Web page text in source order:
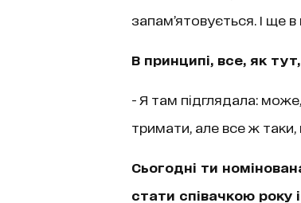
запам’ятовується. І ще
В принципі, все, як
- Я там підглядала:
тримати, але все ж
Сьогодні ти
стати співачкою року